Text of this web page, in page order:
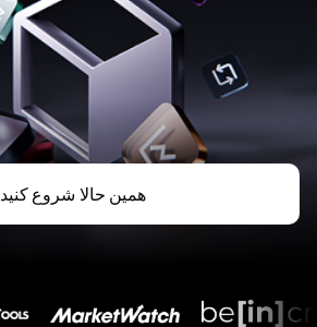
همین حالا شروع کنید